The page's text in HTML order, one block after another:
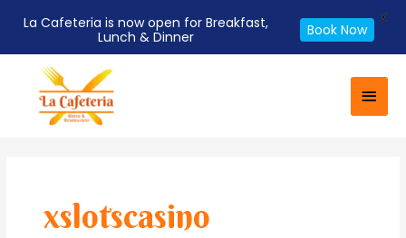
content
xslotscasino
La Cafeteria is now open for Breakfast,
Lunch & Dinner
Book Now
X